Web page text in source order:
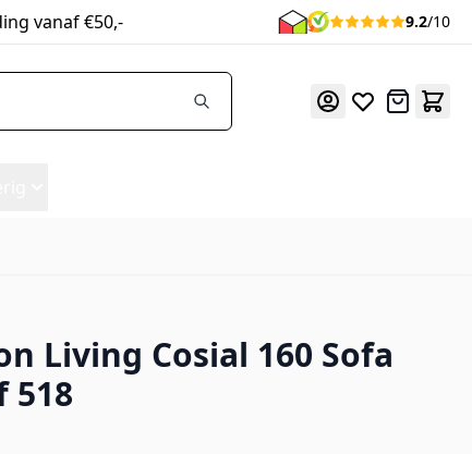
vanaf €50,- 9.2/10
Offerte
Living Cosial 160 Sofa
518